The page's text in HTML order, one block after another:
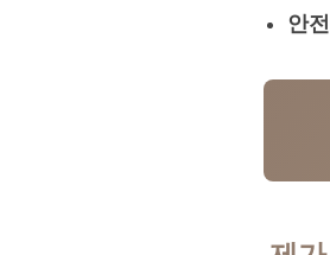
안